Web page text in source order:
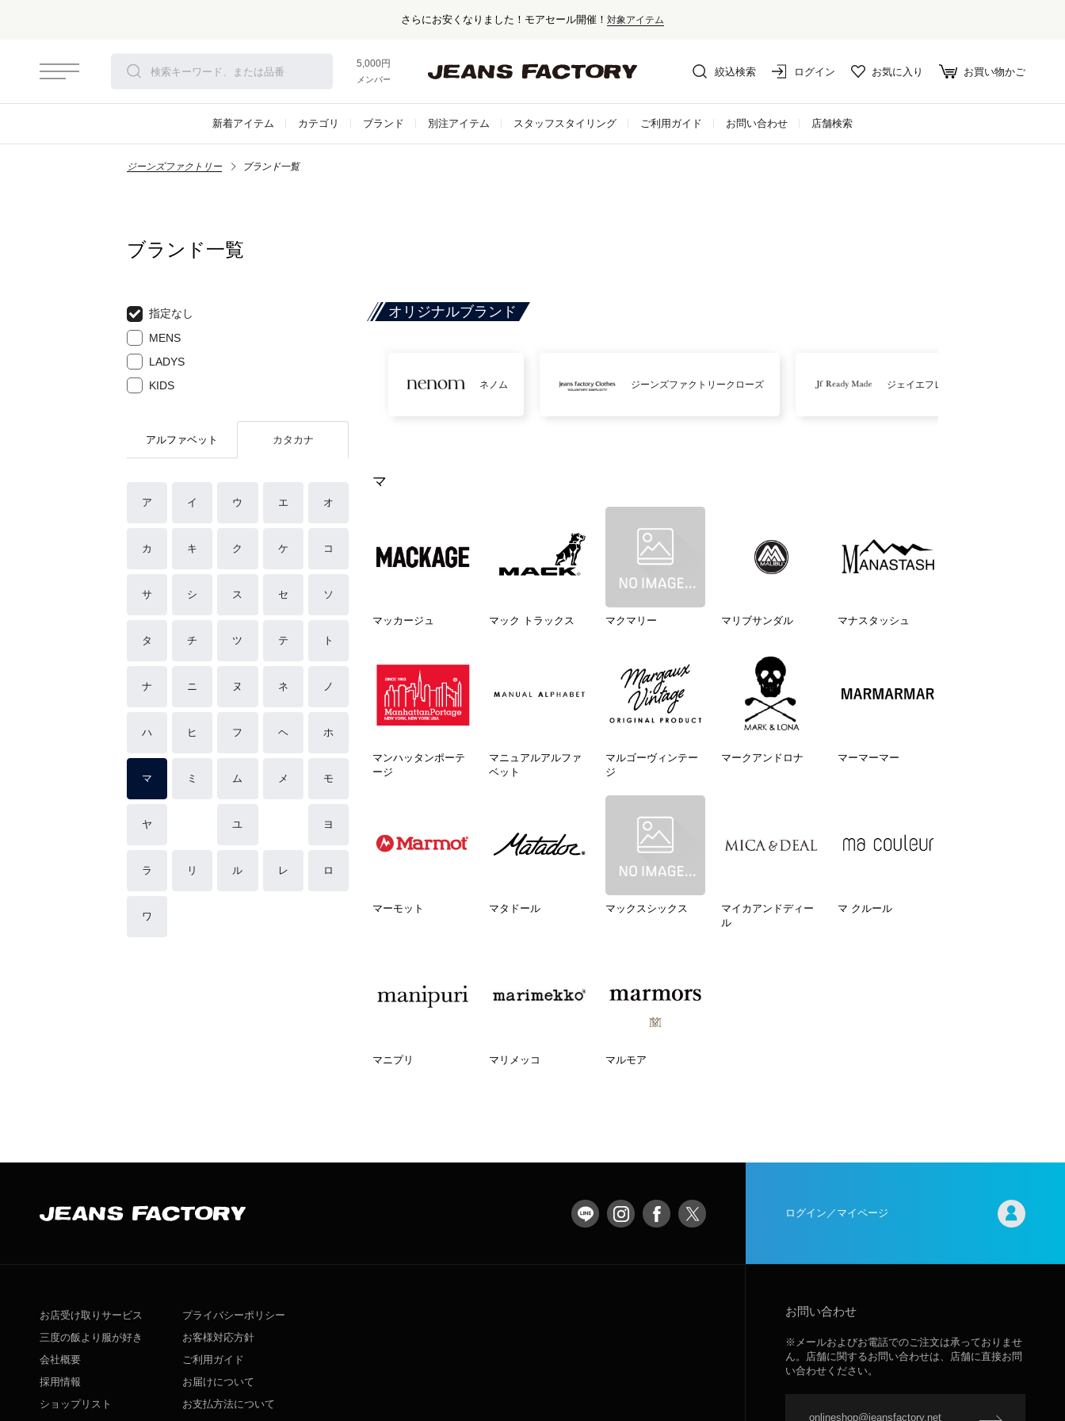
5,000円以上お買い上げで送料無料！
メンバー登録でお得な情報をゲット。さらに詳しく
絞込検索 ログイン お気に入り お買い物かご
新着アイテム カテゴリ ブランド 別注アイテム スタッフスタイリング ご利用ガイド お問い合わせ 店舗検索
ジーンズファクトリー ブランド一覧
ブランド一覧
指定なし
MENS
LADYS
KIDS
アルファベット カタカナ
ア イ ウ エ オ
カ キ ク ケ コ
サ シ ス セ ソ
タ チ ツ テ ト
ナ ニ ヌ ネ ノ
ハ ヒ フ ヘ ホ
マ ミ ム メ モ
ヤ ユ ヨ
ラ リ ル レ ロ
ワ
オリジナルブランド
ネノム ジーンズファクトリークローズ ジェイエフレディメイド
マ
マッカージュ マック トラックス マクマリー マリブサンダル マナスタッシュ
マンハッタンポーテ
ージ
マニュアルアルファ
ベット
マルゴーヴィンテー
ジ
マークアンドロナ マーマーマー
マーモット マタドール マックスシックス
マイカアンドディー
ル
マ クルール
マニプリ マリメッコ マルモア
ログイン／マイページ
お店受け取りサービス
三度の飯より服が好き
会社概要
採用情報
ショップリスト
プライバシーポリシー
お客様対応方針
ご利用ガイド
お届けについて
お支払方法について
お問い合わせ
※メールおよびお電話でのご注文は承っておりませ
ん。店舗に関するお問い合わせは、店舗に直接お問
い合わせください。
onlineshop@jeansfactory.net